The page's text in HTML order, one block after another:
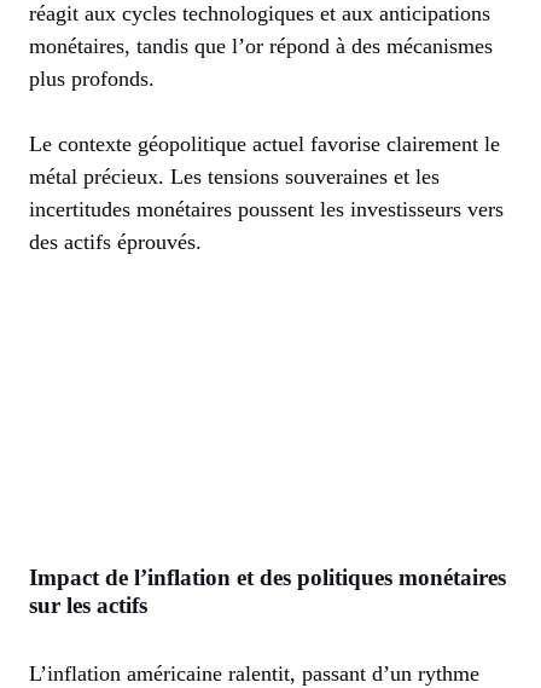
réagit aux cycles technologiques et aux anticipations
monétaires, tandis que l’or répond à des mécanismes
plus profonds.
Le contexte géopolitique actuel favorise clairement le
métal précieux. Les tensions souveraines et les
incertitudes monétaires poussent les investisseurs vers
des actifs éprouvés.
Impact de l’inflation et des politiques monétaires
sur les actifs
L’inflation américaine ralentit, passant d’un rythme